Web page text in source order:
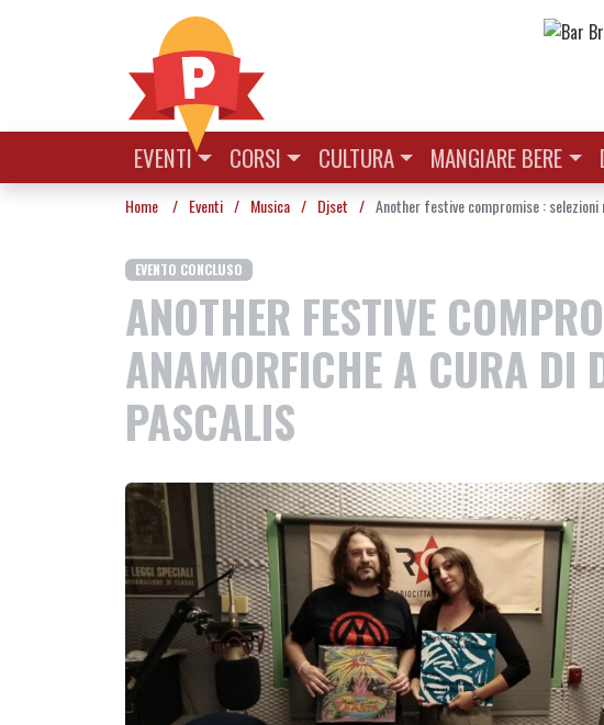
EVENTI CORSI CULTURA MANGIARE BERE
Home / Eventi / Musica / Djset / Another festive compromise : selezioni
EVENTO CONCLUSO
ANOTHER FESTIVE
ANAMORFICHE A CURA DI
PASCALIS